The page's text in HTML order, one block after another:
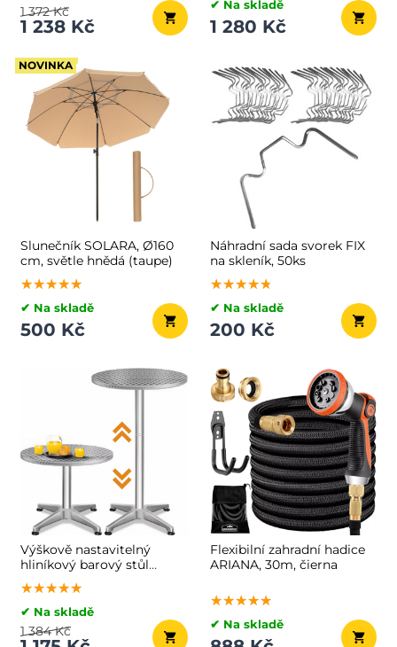
1 238 Kč
1 372 Kč ✔ Na skladě
1 280 Kč
NOVINKA
Slunečník SOLARA, Ø160
cm, světle hnědá (taupe)
★★★★★
★★★★★
★★★★★
✔ Na skladě
500 Kč
Náhradní sada svorek FIX
na skleník, 50ks
★★★★★
★★★★★
★★★★★
✔ Na skladě
200 Kč
Výškově nastavitelný
hliníkový barový stůl
NERO, Ø60cm, stříbrná
★★★★★
★★★★★
★★★★★
✔ Na skladě
1 384 Kč
Flexibilní zahradní hadice
ARIANA, 30m, čierna
★★★★★
★★★★★
★★★★★
✔ Na skladě